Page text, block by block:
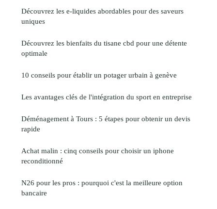
Découvrez les e-liquides abordables pour des saveurs
uniques
Découvrez les bienfaits du tisane cbd pour une détente
optimale
10 conseils pour établir un potager urbain à genève
Les avantages clés de l'intégration du sport en entreprise
Déménagement à Tours : 5 étapes pour obtenir un devis
rapide
Achat malin : cinq conseils pour choisir un iphone
reconditionné
N26 pour les pros : pourquoi c'est la meilleure option
bancaire